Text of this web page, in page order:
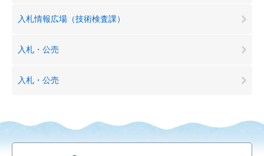
入札情報広場（技術検査課）
入札・公売
入札・公売